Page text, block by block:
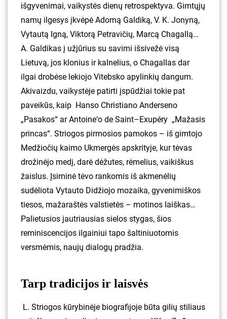
išgyvenimai, vaikystės dienų retrospektyva. Gimtųjų
namų ilgesys įkvėpė Adomą Galdiką, V. K. Jonyną,
Vytautą Igną, Viktorą Petravičių, Marcą Chagallą…
A. Galdikas į užjūrius su savimi išsivežė visą
Lietuvą, jos klonius ir kalnelius, o Chagallas dar
ilgai drobėse lekiojo Vitebsko apylinkių dangum.
Akivaizdu, vaikystėje patirti įspūdžiai tokie pat
paveikūs, kaip Hanso Christiano Anderseno
„Pasakos“ ar Antoine‘o de Saint–Exupéry „Mažasis
princas“. Striogos pirmosios pamokos – iš gimtojo
Medžiočių kaimo Ukmergės apskrityje, kur tėvas
drožinėjo medį, darė dėžutes, rėmelius, vaikiškus
žaislus. Įsiminė tėvo rankomis iš akmenėlių
sudėliota Vytauto Didžiojo mozaika, gyvenimiškos
tiesos, mažaraštės valstietės – motinos laiškas…
Palietusios jautriausias sielos stygas, šios
reminiscencijos ilgainiui tapo šaltiniuotomis
versmėmis, naujų dialogų pradžia.
Tarp tradicijos ir laisvės
L. Striogos kūrybinėje biografijoje būta gilių stiliaus